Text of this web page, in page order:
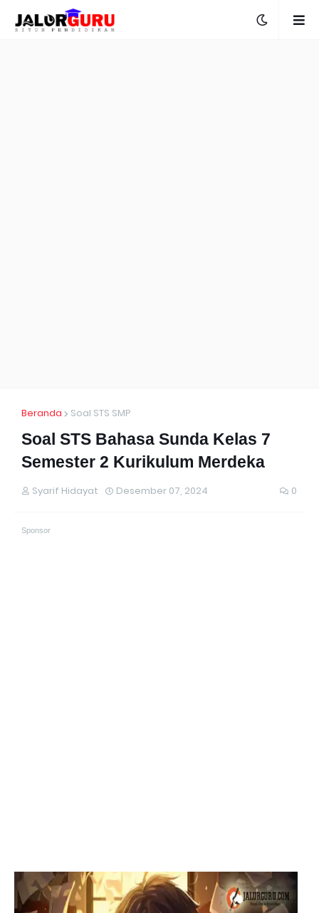
Beranda Soal STS SMP
Soal STS Bahasa Sunda Kelas 7
Semester 2 Kurikulum Merdeka
Syarif Hidayat Desember 07, 2024 0
Sponsor